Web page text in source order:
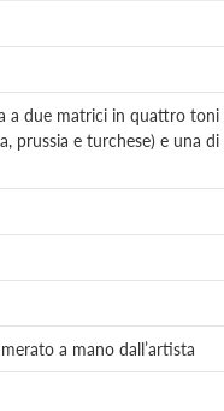
a due matrici in quattro toni
prussia e turchese) e una di
a mano dall’artista